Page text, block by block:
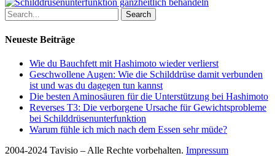
Search
Neueste Beiträge
Wie du Bauchfett mit Hashimoto wieder verlierst
Geschwollene Augen: Wie die Schilddrüse damit verbunden
ist und was du dagegen tun kannst
Die besten Aminosäuren für die Unterstützung bei Hashimoto
Reverses T3: Die verborgene Ursache für Gewichtsprobleme
bei Schilddrüsenunterfunktion
Warum fühle ich mich nach dem Essen sehr müde?
2004-2024 Tavisio – Alle Rechte vorbehalten. Impressum